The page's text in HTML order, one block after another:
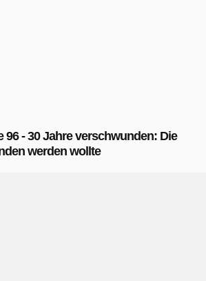
96 - 30 Jahre verschwunden: Die
werden wollte